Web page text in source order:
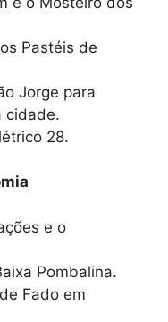
Pastéis de
Jorge para
cidade.
28.
e o
Pombalina.
Fado em